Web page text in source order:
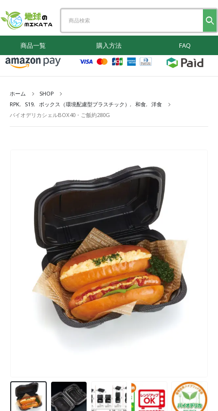
商品一覧 購入方法 FAQ
ホーム
SHOP
RPK, S19, ボックス（環境配慮型プラスチック） , 和食, 洋食
バイオデリカシェルBOX40・ご飯約280G